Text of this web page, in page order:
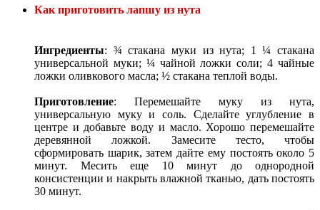
Как приготовить лапшу из нута
Ингредиенты: ¾ стакана муки из нута; 1 ¼ стакана
универсальной муки; ¼ чайной ложки соли; 4 чайные
ложки оливкового масла; ½ стакана теплой воды.
Приготовление: Перемешайте муку из нута,
универсальную муку и соль. Сделайте углубление в
центре и добавьте воду и масло. Хорошо перемешайте
деревянной ложкой. Замесите тесто, чтобы
сформировать шарик, затем дайте ему постоять около 5
минут. Месить еще 10 минут до однородной
консистенции и накрыть влажной тканью, дать постоять
30 минут.